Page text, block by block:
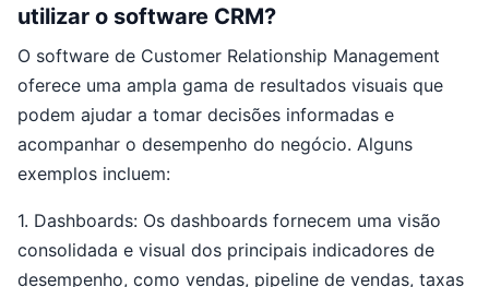
utilizar o software CRM?
O software de Customer Relationship Management
oferece uma ampla gama de resultados visuais que
podem ajudar a tomar decisões informadas e
acompanhar o desempenho do negócio. Alguns
exemplos incluem:
1. Dashboards: Os dashboards fornecem uma visão
consolidada e visual dos principais indicadores de
desempenho, como vendas, pipeline de vendas, taxas